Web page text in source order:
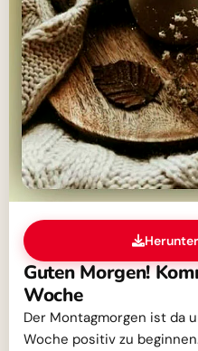
Guten Morgen!
Woche
Der Montagmorgen ist da
Woche positiv zu